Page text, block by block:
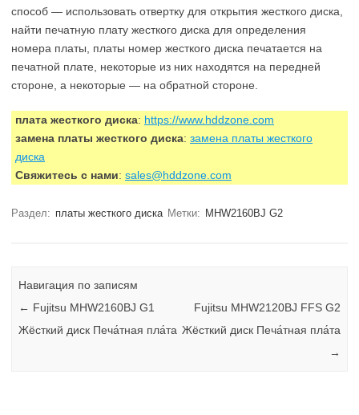
способ — использовать отвертку для открытия жесткого диска,
найти печатную плату жесткого диска для определения
номера платы, платы номер жесткого диска печатается на
печатной плате, некоторые из них находятся на передней
стороне, а некоторые — на обратной стороне.
плата жесткого диска: https://www.hddzone.com
замена платы жесткого диска: замена платы жесткого
диска
Свяжитесь с нами: sales@hddzone.com
Раздел: платы жесткого диска Метки: MHW2160BJ G2
Навигация по записям
← Fujitsu MHW2160BJ G1
Жёсткий диск Печа́тная пла́та
Fujitsu MHW2120BJ FFS G2
Жёсткий диск Печа́тная пла́та
→